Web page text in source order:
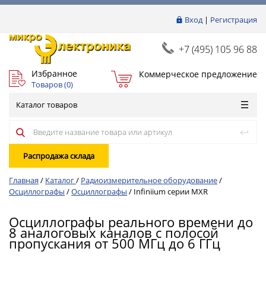
Вход| Регистрация
+7 (495) 105 96 88
Избранное
Товаров (0)
Коммерческое предложение
Каталог товаров
Распродажа склада
Главная / Каталог/ Радиоизмерительное оборудование/
Осциллографы /Осциллографы / Infiniium серии MXR
Осциллографы реального времени до
8 аналоговых каналов c полосой
пропускания от 500 МГц до 6 ГГц